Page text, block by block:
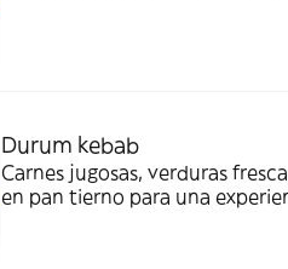
Durum kebab
Carnes jugosas, verduras
en pan tierno para una